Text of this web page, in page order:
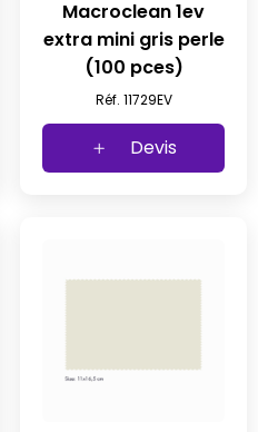
Macroclean 1ev
extra mini gris perle
(100 pces)
Réf. 11729EV
Devis